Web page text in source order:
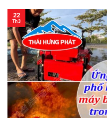
22
Th3